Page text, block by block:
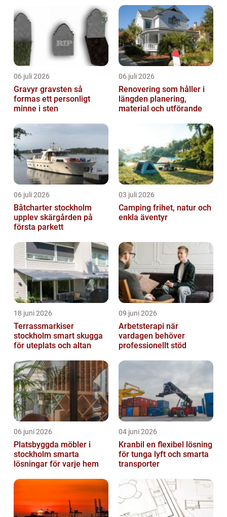
06 juli 2026
Gravyr gravsten så
formas ett personligt
minne i sten
06 juli 2026
Renovering som håller i
längden planering,
material och utförande
06 juli 2026
Båtcharter stockholm
upplev skärgården på
första parkett
03 juli 2026
Camping frihet, natur och
enkla äventyr
18 juni 2026
Terrassmarkiser
stockholm smart skugga
för uteplats och altan
09 juni 2026
Arbetsterapi när
vardagen behöver
professionellt stöd
06 juni 2026
Platsbyggda möbler i
stockholm smarta
lösningar för varje hem
04 juni 2026
Kranbil en flexibel lösning
för tunga lyft och smarta
transporter